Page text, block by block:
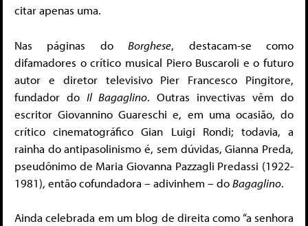
citar apenas uma.
Nas páginas doBorghese, destacam-se como
difamadores o crítico musical Piero Buscaroli e o futuro
autor e diretor televisivo Pier Francesco Pingitore,
fundador do Il Bagaglino. Outras invectivas vêm do
escritor Giovannino Guareschi e, em uma ocasião, do
crítico cinematográfico Gian Luigi Rondi; todavia, a
rainha do antipasolinismo é, sem dúvidas, Gianna Preda,
pseudônimo de Maria Giovanna Pazzagli Predassi (1922-
1981), então cofundadora – adivinhem – doBagaglino.
Ainda celebrada em um blog de direita como “a senhora